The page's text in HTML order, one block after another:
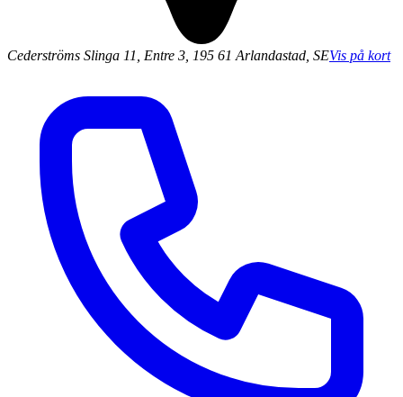
Cederströms Slinga 11, Entre 3, 195 61 Arlandastad, SEVis på kort